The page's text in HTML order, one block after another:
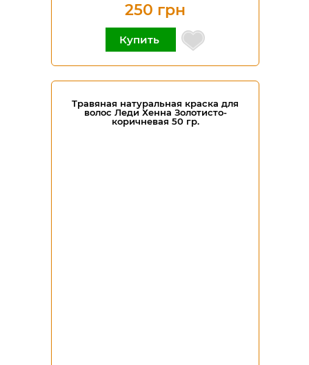
250 грн
Купить
Травяная натуральная краска для
волос Леди Хенна Золотисто-
коричневая 50 гр.